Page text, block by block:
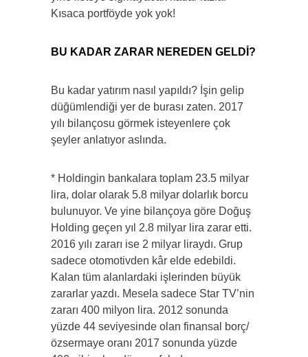
Kısaca portföyde yok yok!
BU KADAR ZARAR NEREDEN GELDİ?
Bu kadar yatırım nasıl yapıldı? İşin gelip
düğümlendiği yer de burası zaten. 2017
yılı bilançosu görmek isteyenlere çok
şeyler anlatıyor aslında.
* Holdingin bankalara toplam 23.5 milyar
lira, dolar olarak 5.8 milyar dolarlık borcu
bulunuyor. Ve yine bilançoya göre Doğuş
Holding geçen yıl 2.8 milyar lira zarar etti.
2016 yılı zararı ise 2 milyar liraydı. Grup
sadece otomotivden kâr elde edebildi.
Kalan tüm alanlardaki işlerinden büyük
zararlar yazdı. Mesela sadece Star TV’nin
zararı 400 milyon lira. 2012 sonunda
yüzde 44 seviyesinde olan finansal borç/
özsermaye oranı 2017 sonunda yüzde